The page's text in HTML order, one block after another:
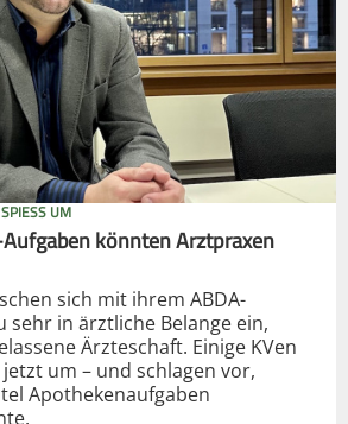
UM
könnten Arztpraxen
sich mit ihrem ABDA-
sehr in ärztliche Belange ein,
Ärzteschaft. Einige KVen
um – und schlagen vor,
Apothekenaufgaben